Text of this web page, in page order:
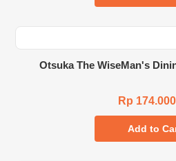
Otsuka The WiseMan's
Rp
Add to